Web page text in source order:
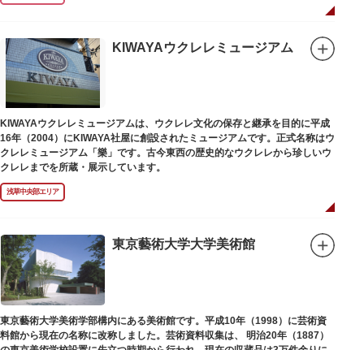
KIWAYAウクレレミュージアム
KIWAYAウクレレミュージアムは、ウクレレ文化の保存と継承を目的に平成
16年（2004）にKIWAYA社屋に創設されたミュージアムです。正式名称はウ
クレレミュージアム「樂」です。古今東西の歴史的なウクレレから珍しいウ
クレレまでを所蔵・展示しています。
浅草中央部エリア
東京藝術大学大学美術館
東京藝術大学美術学部構内にある美術館です。平成10年（1998）に芸術資
料館から現在の名称に改称しました。芸術資料収集は、 明治20年（1887）